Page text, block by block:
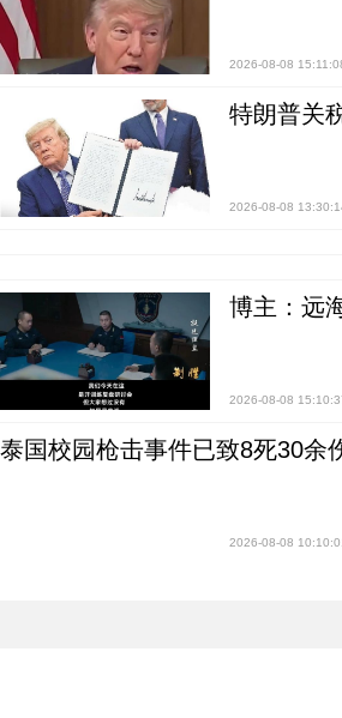
2026-08-08
特朗普关
2026-08-08
博主：远
2026-08-08
泰国校园枪击事件已致8死30余
2026-08-08